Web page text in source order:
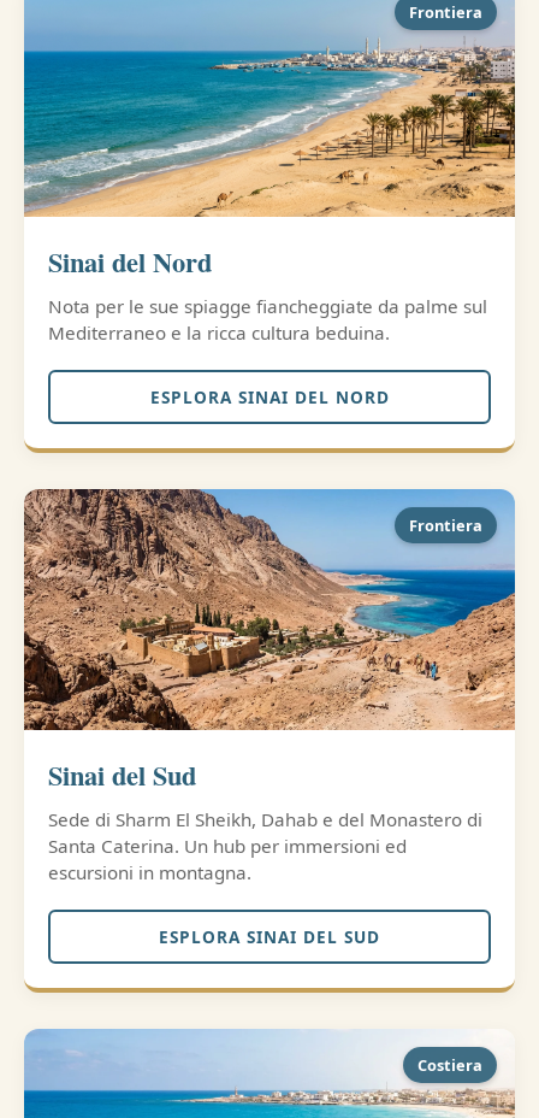
Frontiera
Sinai del Nord
Nota per le sue spiagge fiancheggiate da palme sul
Mediterraneo e la ricca cultura beduina.
ESPLORA SINAI DEL NORD
Frontiera
Sinai del Sud
Sede di Sharm El Sheikh, Dahab e del Monastero di
Santa Caterina. Un hub per immersioni ed
escursioni in montagna.
ESPLORA SINAI DEL SUD
Costiera